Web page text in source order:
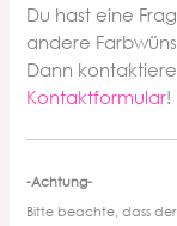
Du hast eine
andere
Dann
Kontaktformular!
-Achtung-
Bitte beachte, dass